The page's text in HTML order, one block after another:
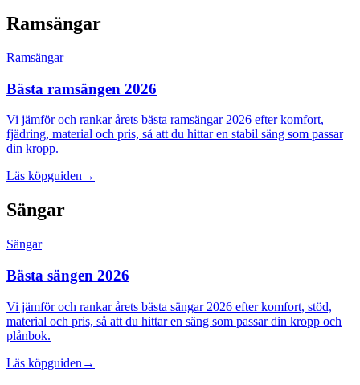
Ramsängar
Ramsängar
Bästa ramsängen 2026
Vi jämför och rankar årets bästa ramsängar 2026 efter komfort,
fjädring, material och pris, så att du hittar en stabil säng som passar
din kropp.
Läs köpguiden →
Sängar
Sängar
Bästa sängen 2026
Vi jämför och rankar årets bästa sängar 2026 efter komfort, stöd,
material och pris, så att du hittar en säng som passar din kropp och
plånbok.
Läs köpguiden →